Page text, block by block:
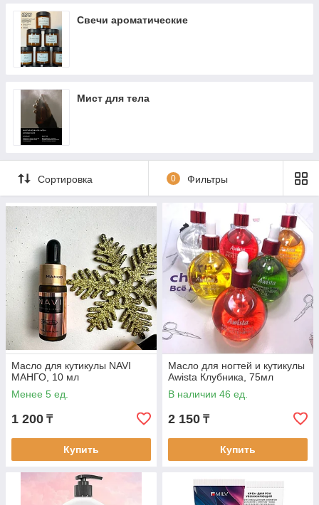
Свечи ароматические
Мист для тела
Сортировка 0 Фильтры
Масло для кутикулы NAVI
МАНГО, 10 мл
Менее 5 ед.
1 200 ₸
Купить
Масло для ногтей и кутикулы
Awista Клубника, 75мл
В наличии 46 ед.
2 150 ₸
Купить